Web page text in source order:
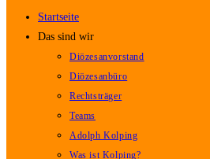
Startseite
Das sind wir
Diözesanvorstand
Diözesanbüro
Rechtsträger
Teams
Adolph Kolping
Was ist Kolping?